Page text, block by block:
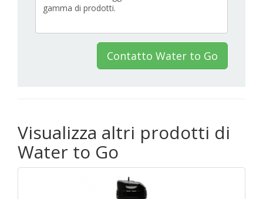
Contatto Water to Go
Visualizza altri prodotti di
Water to Go